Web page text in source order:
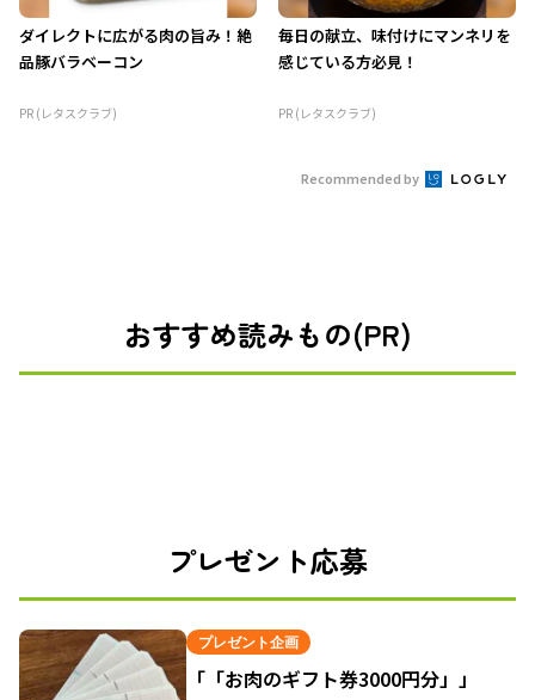
ダイレクトに広がる肉の旨み！絶
品豚バラベーコン
PR (レタスクラブ)
毎日の献立、味付けにマンネリを
感じている方必見！
PR (レタスクラブ)
Recommended by
おすすめ読みもの(PR)
プレゼント応募
プレゼント企画
「「お肉のギフト券3000円分」」